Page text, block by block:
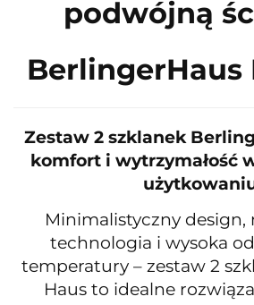
podwójną
BerlingerHaus
Zestaw 2 szklanek
komfort i wytrzymałość
Minimalistyczny design,
technologia i wysoka
temperatury – zestaw 2
Haus to idealne